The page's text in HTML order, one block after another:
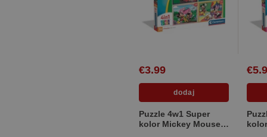
€3.99
Puzzle 4w1 Super
kolor Mickey Mouse